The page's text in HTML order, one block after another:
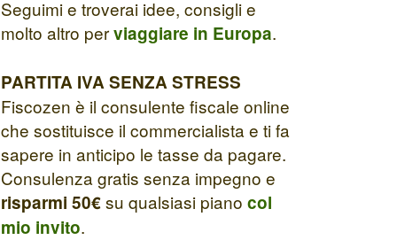
Seguimi e troverai idee, consigli e
molto altro perviaggiare in Europa.
PARTITA IVA SENZA STRESS
Fiscozen è il consulente fiscale online
che sostituisce il commercialista e ti fa
sapere in anticipo le tasse da pagare.
Consulenza gratis senza impegno e
risparmi 50€su qualsiasi piano col
mio invito.